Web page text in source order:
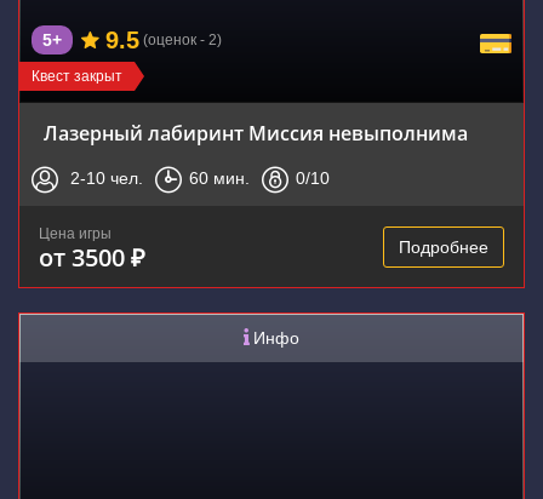
Квест закрыт
5+ 9.5 (оценок - 2)
Лазерный лабиринт Миссия невыполнима
2-10 чел. 60 мин. 0/10
Цена игры
от 3500 ₽ Подробнее
Инфо